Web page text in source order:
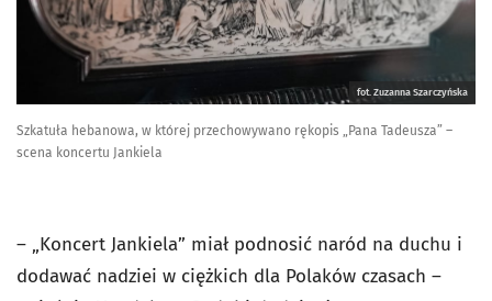
fot. Zuzanna Szarczyńska
Szkatuła hebanowa, w której przechowywano rękopis „Pana Tadeusza” –
scena koncertu Jankiela
– „Koncert Jankiela” miał podnosić naród na duchu i
dodawać nadziei w ciężkich dla Polaków czasach –